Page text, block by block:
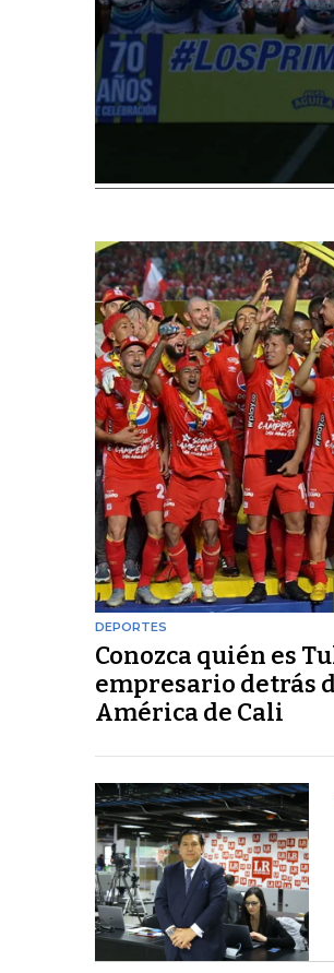
DEPORTES
Conozca quién es
empresario detrás
América de Cali